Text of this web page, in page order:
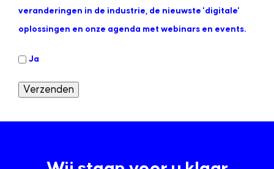
veranderingen in de industrie, de nieuwste 'digitale'
oplossingen en onze agenda met webinars en events.
Ja
Verzenden